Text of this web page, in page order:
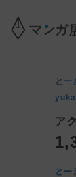
とー
yuka
ア
とー